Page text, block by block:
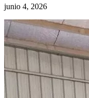
junio 4, 2026